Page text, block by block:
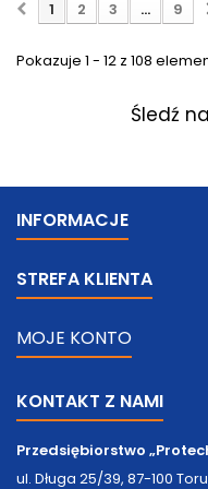
1 2 3 ... 9
Pokazuje 1 - 12 z 108
Śledź
INFORMACJE
STREFA KLIENTA
MOJE KONTO
KONTAKT Z NAMI
Przedsiębiorstwo
ul. Długa 25/39, 87-100